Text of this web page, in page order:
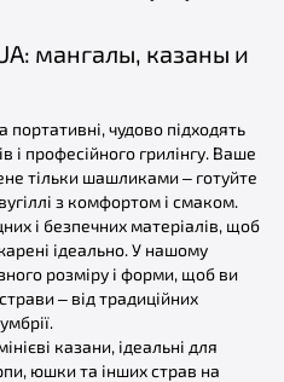
мангалы, казаны и
портативні, чудово підходять
і професійного грилінгу. Ваше
тільки шашликами – готуйте
з комфортом і смаком.
і безпечних матеріалів, щоб
ідеально. У нашому
розміру і форми, щоб ви
– від традиційних
казани, ідеальні для
юшки та інших страв на